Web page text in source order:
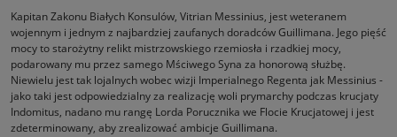
Kapitan Zakonu Białych Konsulów, Vitrian Messinius, jest weteranem
wojennym i jednym z najbardziej zaufanych doradców Guillimana. Jego pięść
mocy to starożytny relikt mistrzowskiego rzemiosła i rzadkiej mocy,
podarowany mu przez samego Mściwego Syna za honorową służbę.
Niewielu jest tak lojalnych wobec wizji Imperialnego Regenta jak Messinius -
jako taki jest odpowiedzialny za realizację woli prymarchy podczas krucjaty
Indomitus, nadano mu rangę Lorda Porucznika we Flocie Krucjatowej i jest
zdeterminowany, aby zrealizować ambicje Guillimana.